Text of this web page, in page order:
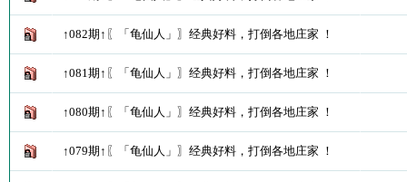
↑082期↑〖「龟仙人」〗经典好料，打倒各地庄家 ！
↑081期↑〖「龟仙人」〗经典好料，打倒各地庄家 ！
↑080期↑〖「龟仙人」〗经典好料，打倒各地庄家 ！
↑079期↑〖「龟仙人」〗经典好料，打倒各地庄家 ！